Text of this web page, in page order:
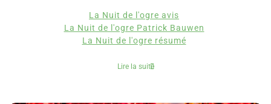
La Nuit de l'ogre avis
La Nuit de l'ogre Patrick Bauwen
La Nuit de l'ogre résumé
Lire la suite